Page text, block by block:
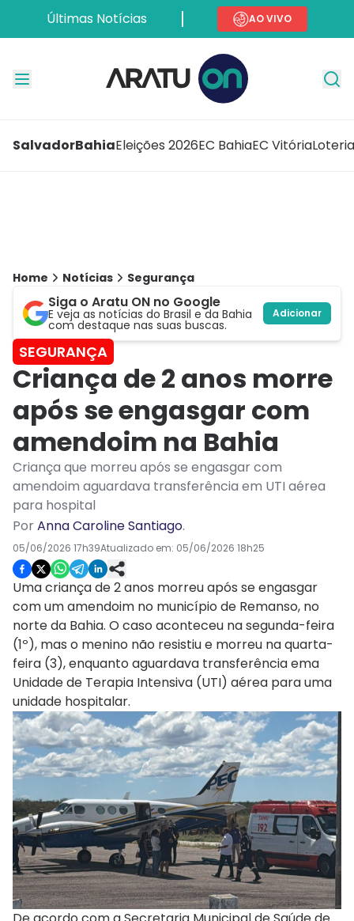
Últimas Notícias AO VIVO
SalvadorBahiaEleições 2026EC BahiaEC Vitória
Home Notícias Segurança
Siga o Aratu ON no Google
E veja as notícias do Brasil e da Bahia
com destaque nas suas buscas.
Adicionar
SEGURANÇA
Criança de 2 anos morre
após se engasgar com
amendoim na Bahia
Criança que morreu após se engasgar com
amendoim aguardava transferência em UTI aérea
para hospital
PorAnna Caroline Santiago.
05/06/2026 17h39Atualizado em: 05/06/2026 18h25
Uma criança de 2 anos morreu após se engasgar
com um amendoim no município de Remanso, no
norte da Bahia. O caso aconteceu na segunda-feira
(1º), mas o menino não resistiu e morreu na quarta-
feira (3), enquanto aguardava transferência ema
Unidade de Terapia Intensiva (UTI) aérea para uma
unidade hospitalar.